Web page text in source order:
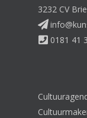
3232 CV
0181 41